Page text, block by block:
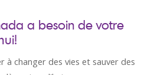
a besoin de votre
à changer des vies et sauver des